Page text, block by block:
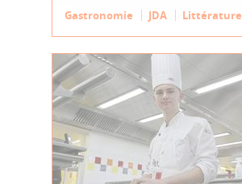
Gastronomie JDA Littérature